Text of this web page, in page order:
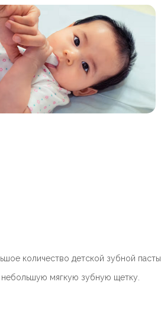
количество детской зубной пасты
мягкую зубную щетку.